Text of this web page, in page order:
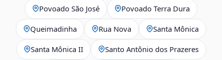
Povoado São José Povoado Terra Dura
Queimadinha Rua Nova Santa Mônica
Santa Mônica II Santo Antônio dos Prazeres